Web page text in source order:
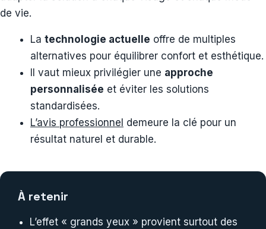
de vie.
La technologie actuelle offre de multiples
alternatives pour équilibrer confort et esthétique.
Il vaut mieux privilégier une approche
personnalisée et éviter les solutions
standardisées.
L’avis professionnel demeure la clé pour un
résultat naturel et durable.
À retenir
L’effet « grands yeux » provient surtout des